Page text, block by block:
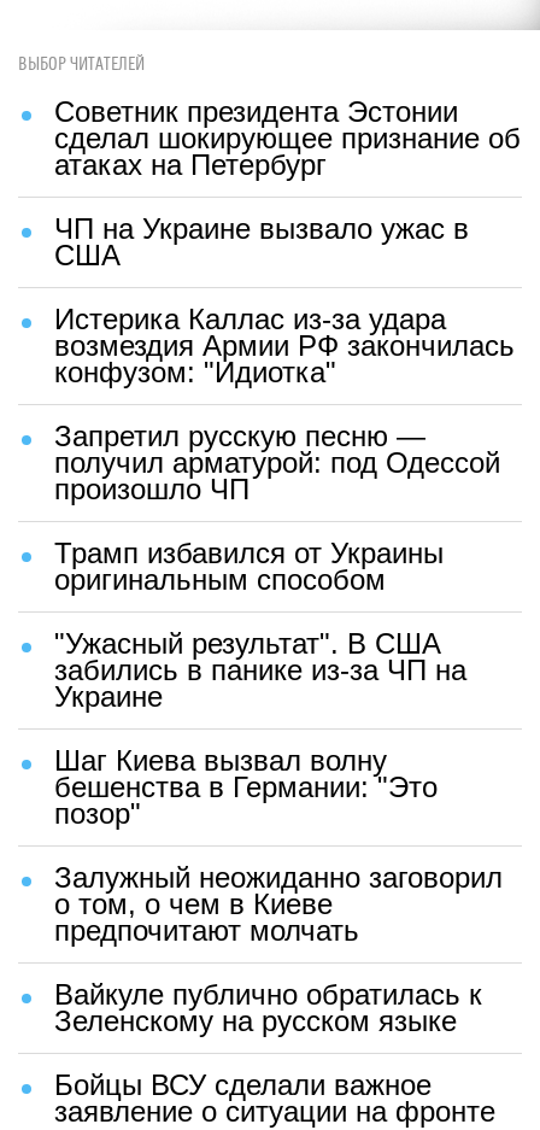
ВЫБОР ЧИТАТЕЛЕЙ
Советник президента Эстонии
сделал шокирующее признание об
атаках на Петербург
ЧП на Украине вызвало ужас в
США
Истерика Каллас из-за удара
возмездия Армии РФ закончилась
конфузом: "Идиотка"
Запретил русскую песню —
получил арматурой: под Одессой
произошло ЧП
Трамп избавился от Украины
оригинальным способом
"Ужасный результат". В США
забились в панике из-за ЧП на
Украине
Шаг Киева вызвал волну
бешенства в Германии: "Это
позор"
Залужный неожиданно заговорил
о том, о чем в Киеве
предпочитают молчать
Вайкуле публично обратилась к
Зеленскому на русском языке
Бойцы ВСУ сделали важное
заявление о ситуации на фронте